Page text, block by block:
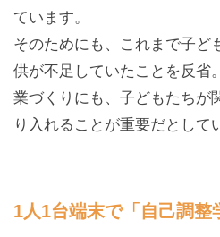
ています。
そのためにも、これまで子ど
供が不足していたことを反省
業づくりにも、子どもたちが
り入れることが重要だとして
1人1台端末で「自己調整